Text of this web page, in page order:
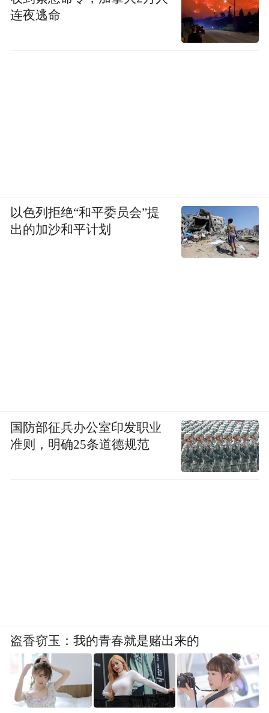
连夜逃命
以色列拒绝“和平委员会”提
出的加沙和平计划
国防部征兵办公室印发职业
准则，明确25条道德规范
盗香窃玉：我的青春就是赌出来的